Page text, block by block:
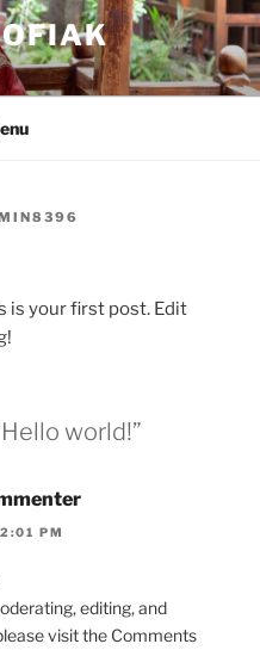
is your first post. Edit
world!”
PM
editing, and
visit the Comments